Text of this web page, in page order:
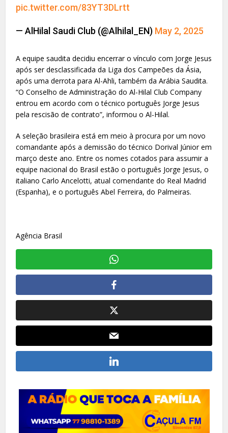
pic.twitter.com/83YT3DLrtt
— AlHilal Saudi Club (@Alhilal_EN) May 2, 2025
A equipe saudita decidiu encerrar o vínculo com Jorge Jesus
após ser desclassificada da Liga dos Campeões da Ásia,
após uma derrota para Al-Ahli, também da Arábia Saudita.
“O Conselho de Administração do Al-Hilal Club Company
entrou em acordo com o técnico português Jorge Jesus
pela rescisão de contrato”, informou o Al-Hilal.
A seleção brasileira está em meio à procura por um novo
comandante após a demissão do técnico Dorival Júnior em
março deste ano. Entre os nomes cotados para assumir a
equipe nacional do Brasil estão o português Jorge Jesus, o
italiano Carlo Ancelotti, atual comendante do Real Madrid
(Espanha), e o português Abel Ferreira, do Palmeiras.
Agência Brasil